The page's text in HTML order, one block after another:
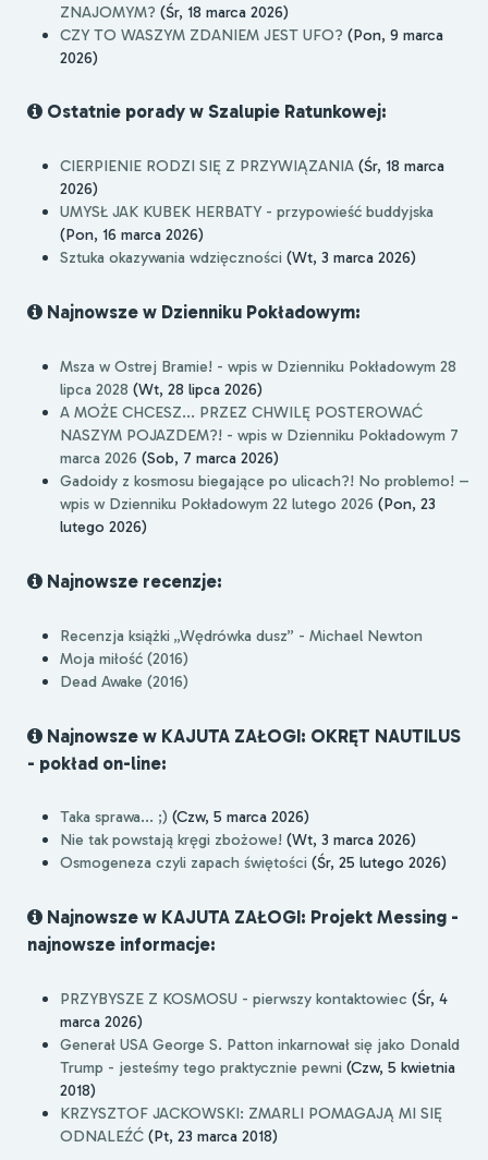
ZNAJOMYM? (Śr, 18 marca 2026)
CZY TO WASZYM ZDANIEM JEST UFO? (Pon, 9 marca
2026)
Ostatnie porady w Szalupie Ratunkowej:
CIERPIENIE RODZI SIĘ Z PRZYWIĄZANIA (Śr, 18 marca
2026)
UMYSŁ JAK KUBEK HERBATY - przypowieść buddyjska
(Pon, 16 marca 2026)
Sztuka okazywania wdzięczności (Wt, 3 marca 2026)
Najnowsze w Dzienniku Pokładowym:
Msza w Ostrej Bramie! - wpis w Dzienniku Pokładowym 28
lipca 2028 (Wt, 28 lipca 2026)
A MOŻE CHCESZ... PRZEZ CHWILĘ POSTEROWAĆ
NASZYM POJAZDEM?! - wpis w Dzienniku Pokładowym 7
marca 2026 (Sob, 7 marca 2026)
Gadoidy z kosmosu biegające po ulicach?! No problemo! –
wpis w Dzienniku Pokładowym 22 lutego 2026 (Pon, 23
lutego 2026)
Najnowsze recenzje:
Recenzja książki „Wędrówka dusz” - Michael Newton
Moja miłość (2016)
Dead Awake (2016)
Najnowsze w KAJUTA ZAŁOGI: OKRĘT NAUTILUS
- pokład on-line:
Taka sprawa... ;) (Czw, 5 marca 2026)
Nie tak powstają kręgi zbożowe! (Wt, 3 marca 2026)
Osmogeneza czyli zapach świętości (Śr, 25 lutego 2026)
Najnowsze w KAJUTA ZAŁOGI: Projekt Messing -
najnowsze informacje:
PRZYBYSZE Z KOSMOSU - pierwszy kontaktowiec (Śr, 4
marca 2026)
Generał USA George S. Patton inkarnował się jako Donald
Trump - jesteśmy tego praktycznie pewni (Czw, 5 kwietnia
2018)
KRZYSZTOF JACKOWSKI: ZMARLI POMAGAJĄ MI SIĘ
ODNALEŹĆ (Pt, 23 marca 2018)